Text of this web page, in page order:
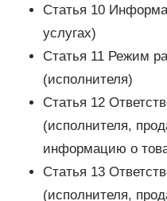
Статья 10
услугах)
Статья 11 Режим
(исполнителя)
Статья 12
(исполнителя,
информацию о
Статья 13
(исполнителя,